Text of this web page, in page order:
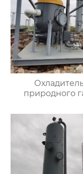
природного